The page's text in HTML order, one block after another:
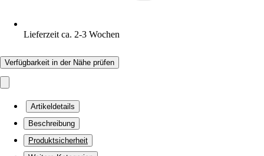
Lieferzeit ca. 2-3 Wochen
Verfügbarkeit in der Nähe prüfen
Artikeldetails
Beschreibung
Produktsicherheit